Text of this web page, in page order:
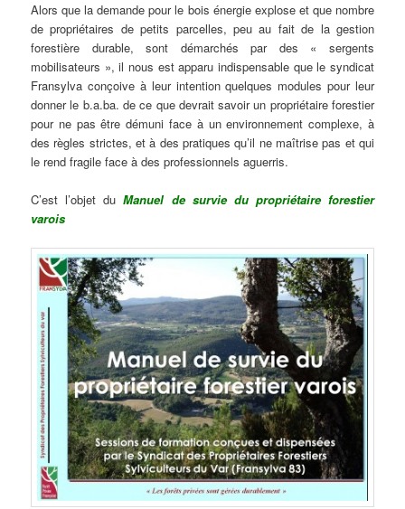
Alors que la demande pour le bois énergie explose et que nombre
de propriétaires de petits parcelles, peu au fait de la gestion
forestière durable, sont démarchés par des « sergents
mobilisateurs », il nous est apparu indispensable que le syndicat
Fransylva conçoive à leur intention quelques modules pour leur
donner le b.a.ba. de ce que devrait savoir un propriétaire forestier
pour ne pas être démuni face à un environnement complexe, à
des règles strictes, et à des pratiques qu’il ne maîtrise pas et qui
le rend fragile face à des professionnels aguerris.
C’est l’objet duManuel de survie du propriétaire forestier
varois